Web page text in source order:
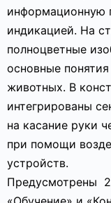
информационную
индикацией. На
полноцветные
основные
животных. В
интегрированы
на касание руки
при помощи
устройств.
Предусмотрены